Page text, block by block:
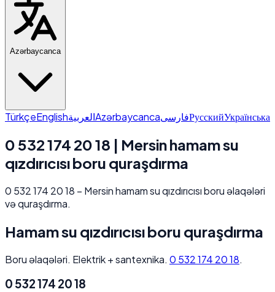
Azərbaycanca
TürkçeEnglishالعربيةAzərbaycancaفارسیРусскийУкраїнська
0 532 174 20 18 | Mersin hamam su
qızdırıcısı boru quraşdırma
0 532 174 20 18 – Mersin hamam su qızdırıcısı boru əlaqələri
və quraşdırma.
Hamam su qızdırıcısı boru quraşdırma
Boru əlaqələri. Elektrik + santexnika. 0 532 174 20 18.
0 532 174 20 18